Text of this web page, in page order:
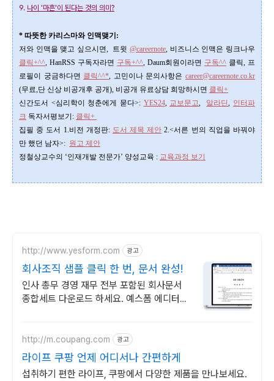
9. 나이 '마흔'이 된다는 것의 의미?
* 따뜻한 카리스마와 인맥맺기:
저와 인맥을 맺고 싶으시면, 트윗 @careernote, 비즈니스 인맥은 링크나우
클릭+^^, HanRSS 구독자라면 구독+^^, Daum회원이라면 구독^^ 클릭, 프
로필이 궁금하다면 클릭^^*, 고민이나 문의사항은career@careernote.co.kr
(무료,단 신상 비공개후 공개), 비공개 유료상담 희망하시면 클릭+
신간도서 <심리학이 청춘에게 묻다>: YES24, 교보문고, 알라딘, 인터파
크 독자서평보기: 클릭+
집필 중 도서 1.비전 개정판: 도서 제목 제안 2.<서른 번의 직업을 바꿔야
만 했던 남자>: 원고 제안
정철상교수의 ‘인재개발 전문가’ 양성교육 : 교육과정 보기
http://www.yesform.com 광고
회사조직 샘플 클릭 한 번, 문서 완성!
인사 총무 경영 재무 전부 포함된 회사문서
종합세트 다운로드 하세요. 예스폼 에디터로
http://m.coupang.com 광고
라이프 쿠팡 언제 어디서나 간편하게
섭취하기 편한 라이프, 쿠팡에서 다양한 제품을 만나보세요.